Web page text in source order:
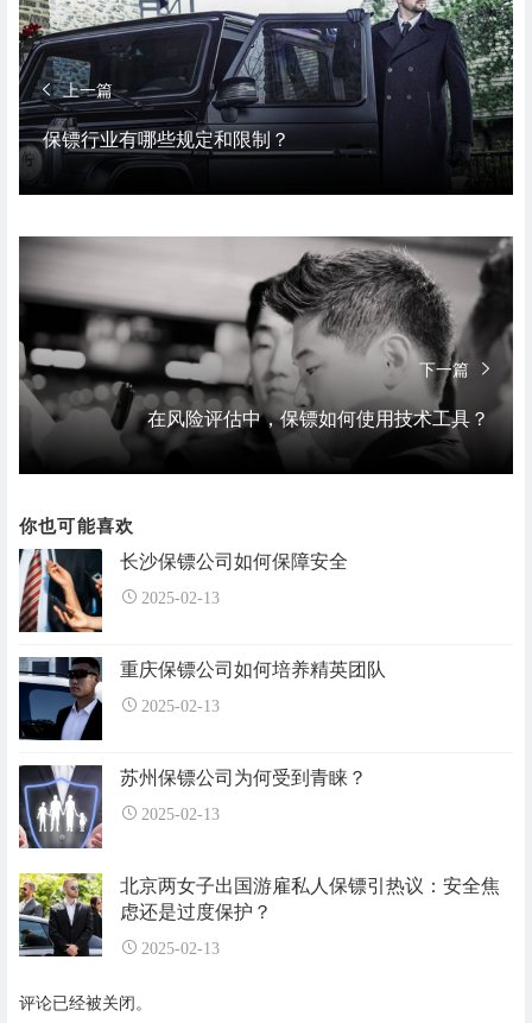
上一篇
保镖行业有哪些规定和限制？
下一篇
在风险评估中，保镖如何使用技术工具？
你也可能喜欢
长沙保镖公司如何保障安全
2025-02-13
重庆保镖公司如何培养精英团队
2025-02-13
苏州保镖公司为何受到青睐？
2025-02-13
北京两女子出国游雇私人保镖引热议：安全焦
虑还是过度保护？
2025-02-13
评论已经被关闭。